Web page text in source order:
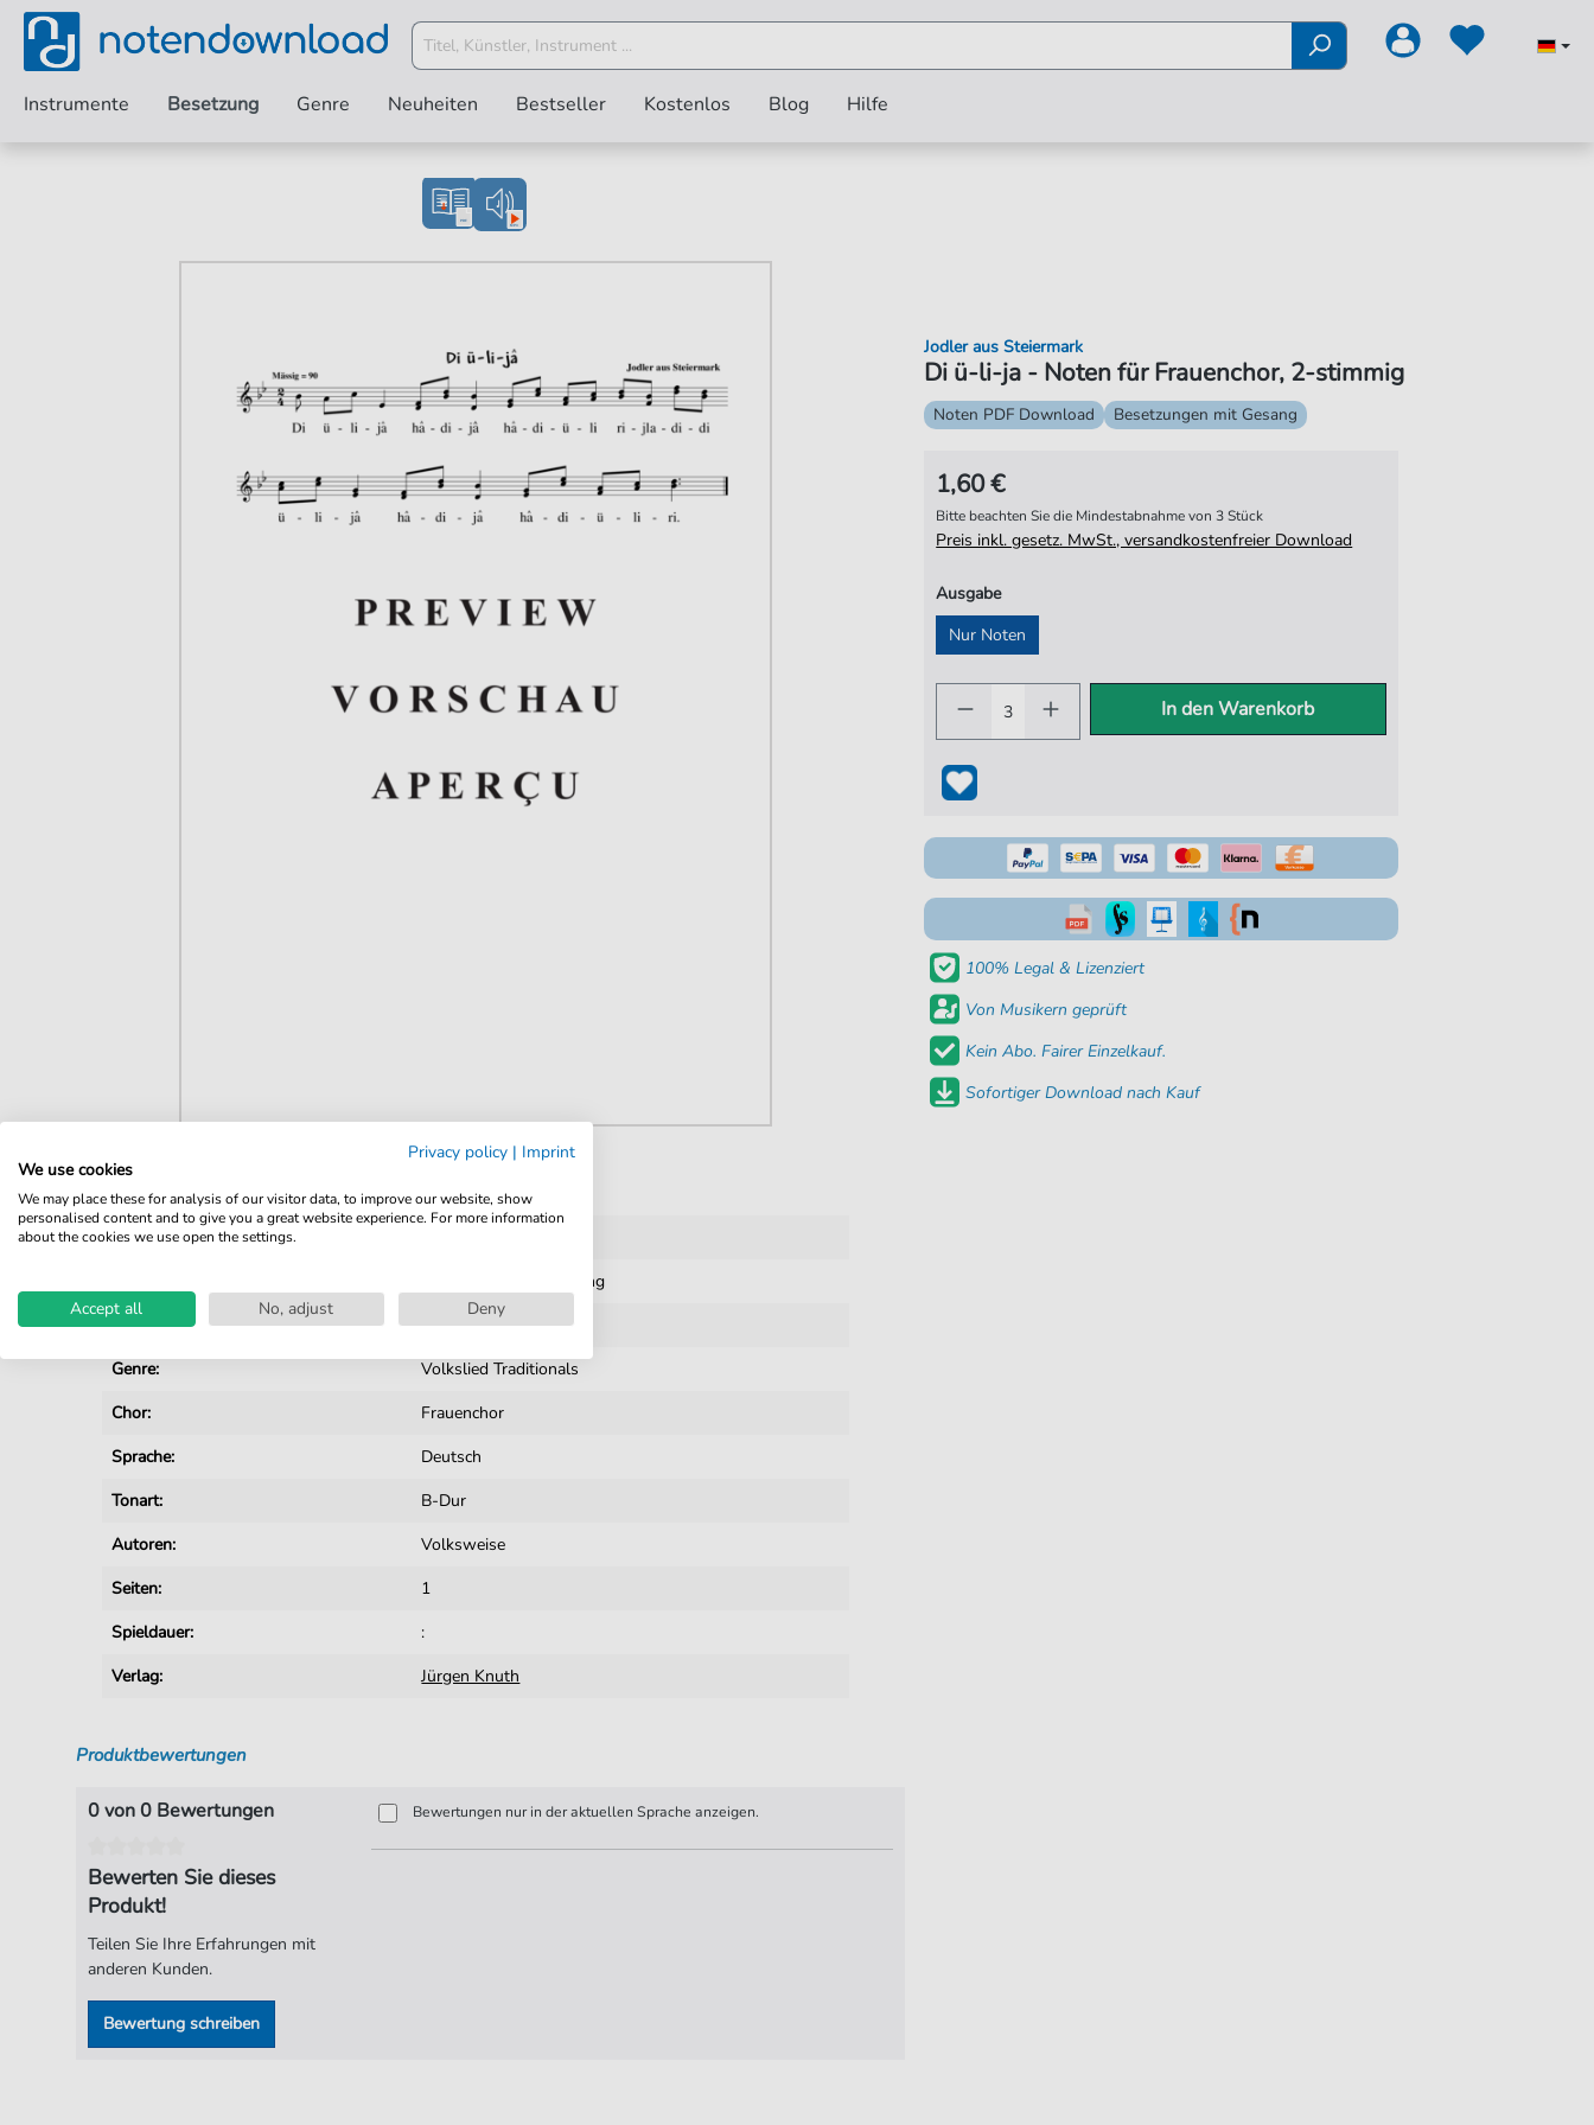
Instrumente Besetzung Genre Neuheiten Bestseller Kostenlos Blog Hilfe
Details
Produktnummer:
Besetzungen mit Gesang
Instrumente:
Chor
Genre:
Volkslied Traditionals
Chor:
Frauenchor
Sprache:
Deutsch
Tonart:
B-Dur
Autoren:
Volksweise
Seiten:
1
Spieldauer:
:
Verlag:
Jürgen Knuth
Di ü-li-ja - Noten für Frauenchor, 2-stimmig
Jodler aus Steiermark
Noten PDF Download Besetzungen mit Gesang
1,60 €
Bitte beachten Sie die Mindestabnahme von 3 Stück
Preis inkl. gesetz. MwSt., versandkostenfreier Download
Ausgabe
Nur Noten
In den Warenkorb
100% Legal & Lizenziert
Von Musikern geprüft
Kein Abo. Fairer Einzelkauf.
Sofortiger Download nach Kauf
Produktbewertungen
0 von 0 Bewertungen
Bewerten Sie dieses
Produkt!
Teilen Sie Ihre Erfahrungen mit
anderen Kunden.
Bewertung schreiben
Bewertungen nur in der aktuellen Sprache anzeigen.
Privacy policy | Imprint
We use cookies
We may place these for analysis of our visitor data, to improve our website, show
personalised content and to give you a great website experience. For more information
about the cookies we use open the settings.
Accept all No, adjust Deny